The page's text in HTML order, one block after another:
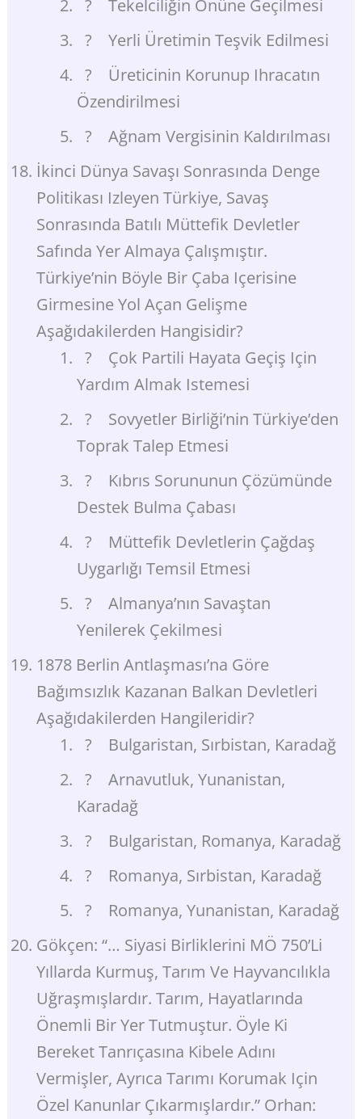
? Tekelciliğin Önüne Geçilmesi
? Yerli Üretimin Teşvik Edilmesi
? Üreticinin Korunup Ihracatın
Özendirilmesi
? Ağnam Vergisinin Kaldırılması
İkinci Dünya Savaşı Sonrasında Denge
Politikası Izleyen Türkiye, Savaş
Sonrasında Batılı Müttefik Devletler
Safında Yer Almaya Çalışmıştır.
Türkiye’nin Böyle Bir Çaba Içerisine
Girmesine Yol Açan Gelişme
Aşağıdakilerden Hangisidir?
? Çok Partili Hayata Geçiş Için
Yardım Almak Istemesi
? Sovyetler Birliği’nin Türkiye’den
Toprak Talep Etmesi
? Kıbrıs Sorununun Çözümünde
Destek Bulma Çabası
? Müttefik Devletlerin Çağdaş
Uygarlığı Temsil Etmesi
? Almanya’nın Savaştan
Yenilerek Çekilmesi
1878 Berlin Antlaşması’na Göre
Bağımsızlık Kazanan Balkan Devletleri
Aşağıdakilerden Hangileridir?
? Bulgaristan, Sırbistan, Karadağ
? Arnavutluk, Yunanistan,
Karadağ
? Bulgaristan, Romanya, Karadağ
? Romanya, Sırbistan, Karadağ
? Romanya, Yunanistan, Karadağ
Gökçen: “… Siyasi Birliklerini MÖ 750’li
Yıllarda Kurmuş, Tarım Ve Hayvancılıkla
Uğraşmışlardır. Tarım, Hayatlarında
Önemli Bir Yer Tutmuştur. Öyle Ki
Bereket Tanrıçasına Kibele Adını
Vermişler, Ayrıca Tarımı Korumak Için
Özel Kanunlar Çıkarmışlardır.” Orhan: